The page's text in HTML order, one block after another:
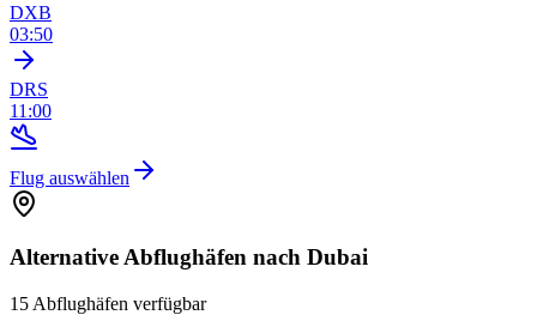
DXB
03:50
DRS
11:00
Flug auswählen
Alternative Abflughäfen nach Dubai
15 Abflughäfen verfügbar